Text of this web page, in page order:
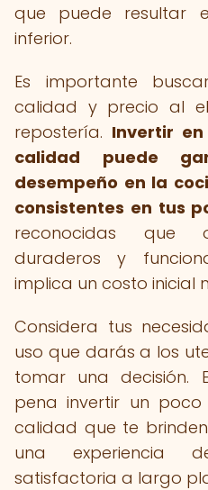
que puede resultar
inferior.
Es importante
calidad y precio al
repostería. Invertir
calidad puede
desempeño en la
consistentes en tus
reconocidas que
duraderos y
implica un costo inicial
Considera tus
uso que darás a los
tomar una decisión.
pena invertir un
calidad que te
una experiencia
satisfactoria a largo